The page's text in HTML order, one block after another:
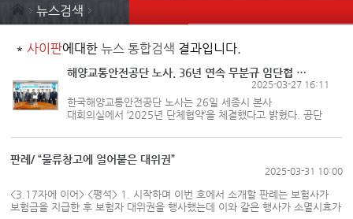
뉴스검색
* 사이판에대한 뉴스 통합검색 결과입니다.
해양교통안전공단 노사, 36년 연속 무분규 임단협 타결
2025-03-27 16:11
한국해양교통안전공단 노사는 26일 세종시 본사
대회의실에서 ‘2025년 단체협약’을 체결했다고 밝혔다. 공단
무분규로 임금·단체협상을 타결 지었다. 협약엔 ▲적극행정
면책권 강화 ▲공민권 보장 ▲경...
판례/ “물류창고에 얼어붙은 대위권”
2025-03-31 10:00
<3.17자에 이어> <평석> 1. 시작하며 이번 호에서 소개할 판례는 보험사가
보험금을 지급한 후 보험자 대위권을 행사했는데 이와 같은 행사가 소멸시효가